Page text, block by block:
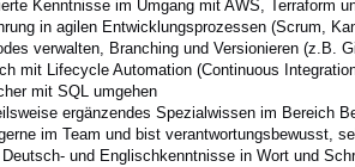
Kenntnisse im Umgang mit AWS, Terraform
in agilen Entwicklungsprozessen (Scrum,
verwalten, Branching und Versionieren (z.B.
mit Lifecycle Automation (Continuous
mit SQL umgehen
ergänzendes Spezialwissen im Bereich
im Team und bist verantwortungsbewusst,
und Englischkenntnisse in Wort und